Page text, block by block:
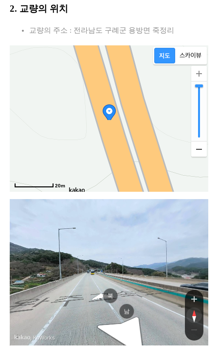
2. 교량의 위치
교량의 주소 : 전라남도 구례군 용방면 죽정리
20m
도로
도로
북
남
, KnWorks